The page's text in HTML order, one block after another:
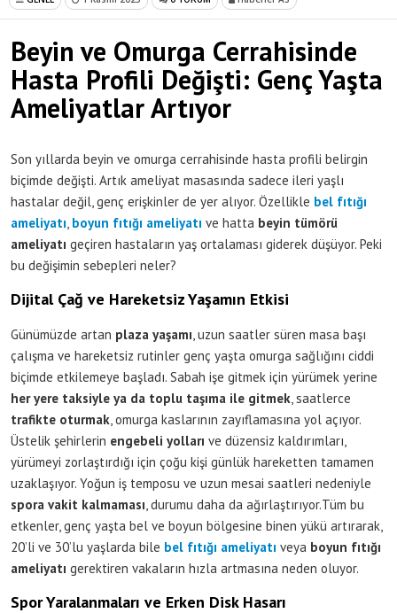
Beyin ve Omurga Cerrahisinde
Hasta Profili Değişti: Genç Yaşta
Ameliyatlar Artıyor
Son yıllarda beyin ve omurga cerrahisinde hasta profili belirgin
biçimde değişti. Artık ameliyat masasında sadece ileri yaşlı
hastalar değil, genç erişkinler de yer alıyor. Özellikle bel fıtığı
ameliyatı boyun fıtığı ameliyatı ve hatta beyin tümörü
ameliyatı geçiren hastaların yaş ortalaması giderek düşüyor. Peki
bu değişimin sebepleri neler?
Dijital Çağ ve Hareketsiz Yaşamın Etkisi
Günümüzde artan plaza yaşamı , uzun saatler süren masa başı
çalışma ve hareketsiz rutinler genç yaşta omurga sağlığını ciddi
biçimde etkilemeye başladı. Sabah işe gitmek için yürümek yerine
her yere taksiyle ya da toplu taşıma ile gitmek , saatlerce
trafikte oturmak , omurga kaslarının zayıflamasına yol açıyor.
Üstelik şehirlerin engebeli yolları ve düzensiz kaldırımları,
yürümeyi zorlaştırdığı için çoğu kişi günlük hareketten tamamen
uzaklaşıyor. Yoğun iş temposu ve uzun mesai saatleri nedeniyle
spora vakit kalmaması , durumu daha da ağırlaştırıyor.Tüm bu
etkenler, genç yaşta bel ve boyun bölgesine binen yükü artırarak,
20’li ve 30’lu yaşlarda bile bel fıtığı ameliyatı veya boyun fıtığı
ameliyatı gerektiren vakaların hızla artmasına neden oluyor.
Spor Yaralanmaları ve Erken Disk Hasarı